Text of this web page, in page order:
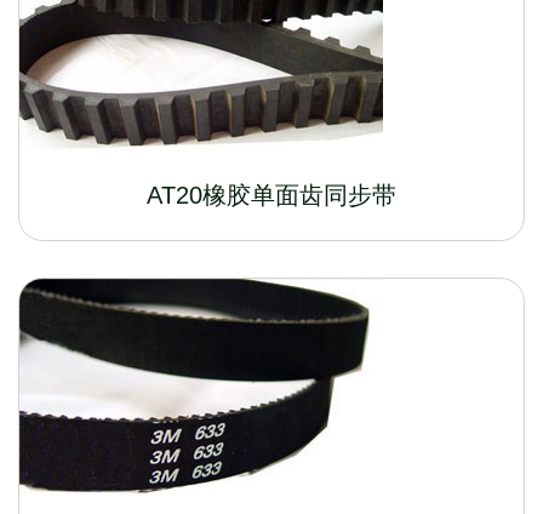
AT20橡胶单面齿同步带